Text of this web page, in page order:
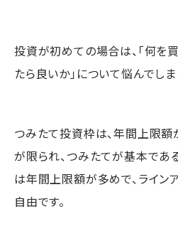
投資が初めての場合は、「何を
たら良いか」について悩んでしま
つみたて投資枠は、年間上限額
が限られ、つみたてが基本であ
は年間上限額が多めで、ライン
自由です。